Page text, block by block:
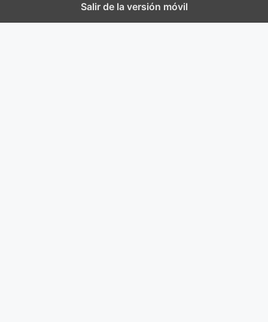
Salir de la versión móvil